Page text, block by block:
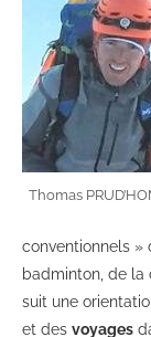
Thomas
conventionnels »
badminton, de la
suit une
et des voyages